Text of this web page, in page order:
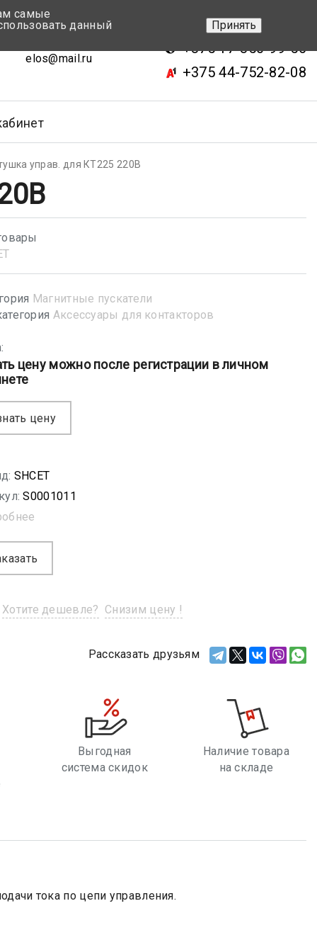
elos@mail.ru
+375 17-343-46-70
+375 17-350-99-56
+375 44-752-82-08
управ. для КТ225 220В
Магнитные пускатели
Аксессуары для контакторов
цену можно после регистрации в личном
цену
SHСET
S0001011
Хотите дешевле? Снизим цену !
Рассказать друзьям
Выгодная
система скидок
Наличие товара
на складе
тока по цепи управления.
самые
данный
Принять